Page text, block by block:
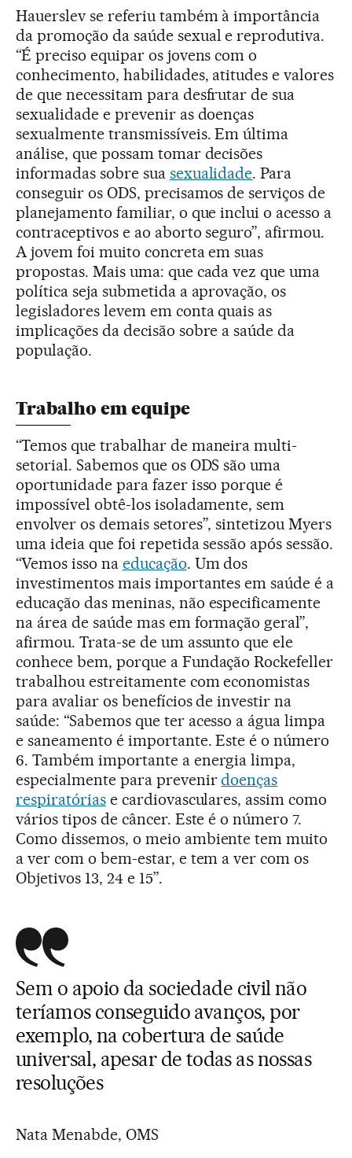
Hauerslev se referiu também à importância
da promoção da saúde sexual e reprodutiva.
“É preciso equipar os jovens com o
conhecimento, habilidades, atitudes e valores
de que necessitam para desfrutar de sua
sexualidade e prevenir as doenças
sexualmente transmissíveis. Em última
análise, que possam tomar decisões
informadas sobre sua sexualidade. Para
conseguir os ODS, precisamos de serviços de
planejamento familiar, o que inclui o acesso a
contraceptivos e ao aborto seguro”, afirmou.
A jovem foi muito concreta em suas
propostas. Mais uma: que cada vez que uma
política seja submetida a aprovação, os
legisladores levem em conta quais as
implicações da decisão sobre a saúde da
população.
Trabalho em equipe
“Temos que trabalhar de maneira multi-
setorial. Sabemos que os ODS são uma
oportunidade para fazer isso porque é
impossível obtê-los isoladamente, sem
envolver os demais setores”, sintetizou Myers
uma ideia que foi repetida sessão após sessão.
“Vemos isso na educação. Um dos
investimentos mais importantes em saúde é a
educação das meninas, não especificamente
na área de saúde mas em formação geral”,
afirmou. Trata-se de um assunto que ele
conhece bem, porque a Fundação Rockefeller
trabalhou estreitamente com economistas
para avaliar os benefícios de investir na
saúde: “Sabemos que ter acesso a água limpa
e saneamento é importante. Este é o número
6. Também importante a energia limpa,
especialmente para prevenirdoenças
respiratóriase cardiovasculares, assim como
vários tipos de câncer. Este é o número 7.
Como dissemos, o meio ambiente tem muito
a ver com o bem-estar, e tem a ver com os
Objetivos 13, 24 e 15”.
Sem o apoio da sociedade civil não
teríamos conseguido avanços, por
exemplo, na cobertura de saúde
universal, apesar de todas as nossas
resoluções
Nata Menabde, OMS